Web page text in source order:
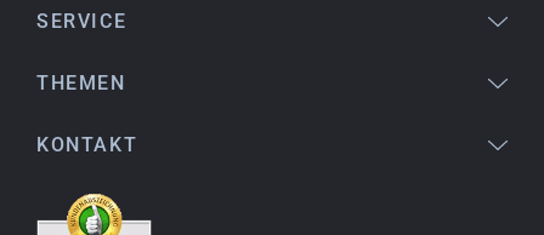
Ich komme aus den USA (Buffalo, NY) und habe
Sehr empfehlenswert!
SERVICE
THEMEN
KONTAKT